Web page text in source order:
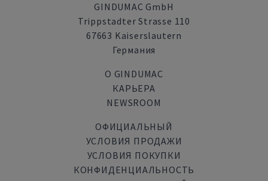
GINDUMAC GmbH
Trippstadter Strasse 110
67663 Kaiserslautern
Германия
О GINDUMAC
КАРЬЕРА
NEWSROOM
ОФИЦИАЛЬНЫЙ
УСЛОВИЯ ПРОДАЖИ
УСЛОВИЯ ПОКУПКИ
КОНФИДЕНЦИАЛЬНОСТЬ